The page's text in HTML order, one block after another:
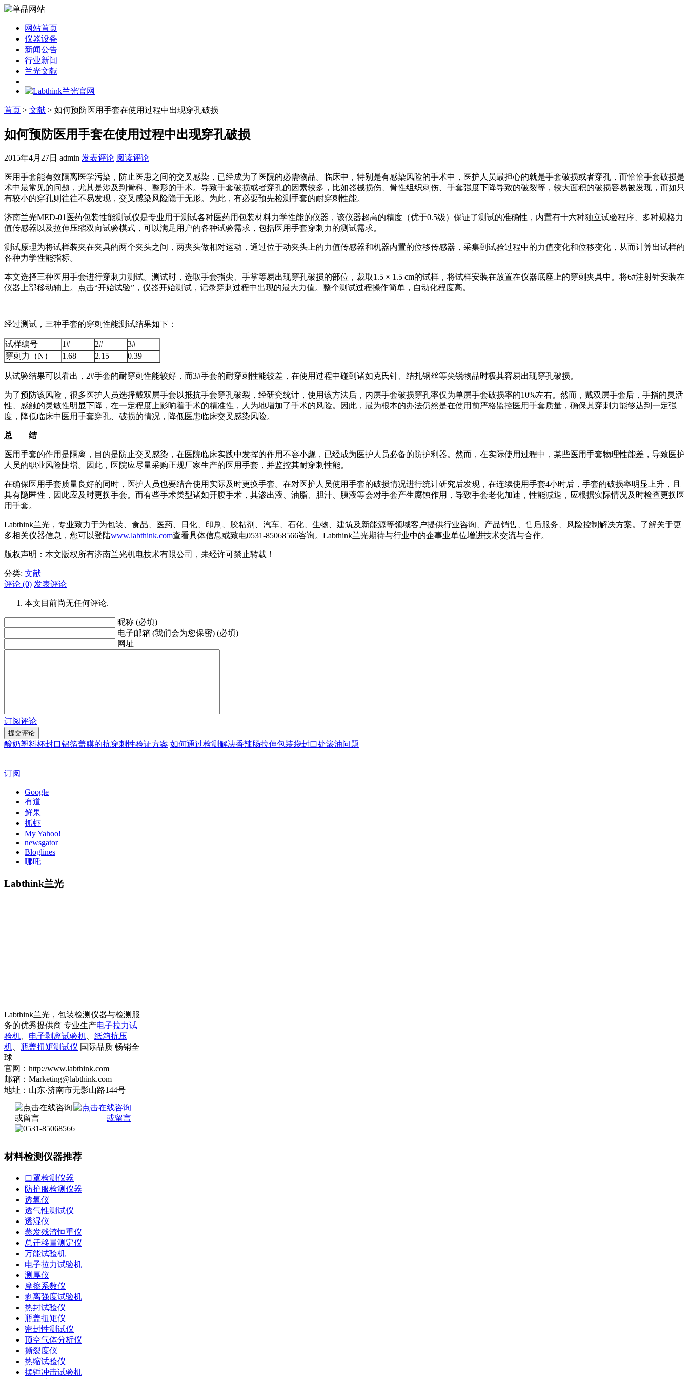
网站首页
仪器设备
新闻公告
行业新闻
兰光文献
首页 > 文献 > 如何预防医用手套在使用过程中出现穿孔破损
如何预防医用手套在使用过程中出现穿孔破损
2015年4月27日 admin 发表评论 阅读评论
医用手套能有效隔离医学污染，防止医患之间的交叉感染，已经成为了医院的必需物品。临床中，特别是有感染风险的手术中，医护人员最担心的就是手套破损或者穿孔，而恰恰手套破损是
术中最常见的问题，尤其是涉及到骨科、整形的手术。导致手套破损或者穿孔的因素较多，比如器械损伤、骨性组织刺伤、手套强度下降导致的破裂等，较大面积的破损容易被发现，而如只
有较小的穿孔则往往不易发现，交叉感染风险隐于无形。为此，有必要预先检测手套的耐穿刺性能。
济南兰光MED-01医药包装性能测试仪是专业用于测试各种医药用包装材料力学性能的仪器，该仪器超高的精度（优于0.5级）保证了测试的准确性，内置有十六种独立试验程序、多种规格力
值传感器以及拉伸压缩双向试验模式，可以满足用户的各种试验需求，包括医用手套穿刺力的测试需求。
测试原理为将试样装夹在夹具的两个夹头之间，两夹头做相对运动，通过位于动夹头上的力值传感器和机器内置的位移传感器，采集到试验过程中的力值变化和位移变化，从而计算出试样的
各种力学性能指标。
本文选择三种医用手套进行穿刺力测试。测试时，选取手套指尖、手掌等易出现穿孔破损的部位，裁取1.5 × 1.5 cm的试样，将试样安装在放置在仪器底座上的穿刺夹具中。将6#注射针安装在
仪器上部移动轴上。点击“开始试验”，仪器开始测试，记录穿刺过程中出现的最大力值。整个测试过程操作简单，自动化程度高。
经过测试，三种手套的穿刺性能测试结果如下：
试样编号 1# 2#
3#
穿刺力（N）
1.68 2.15 0.39
从试验结果可以看出，2#手套的耐穿刺性能较好，而3#手套的耐穿刺性能较差，在使用过程中碰到诸如克氏针、结扎钢丝等尖锐物品时极其容易出现穿孔破损。
为了预防该风险，很多医护人员选择戴双层手套以抵抗手套穿孔破裂，经研究统计，使用该方法后，内层手套破损穿孔率仅为单层手套破损率的10%左右。然而，戴双层手套后，手指的灵活
性、感触的灵敏性明显下降，在一定程度上影响着手术的精准性，人为地增加了手术的风险。因此，最为根本的办法仍然是在使用前严格监控医用手套质量，确保其穿刺力能够达到一定强
度，降低临床中医用手套穿孔、破损的情况，降低医患临床交叉感染风险。
总 结
医用手套的作用是隔离，目的是防止交叉感染，在医院临床实践中发挥的作用不容小觑，已经成为医护人员必备的防护利器。然而，在实际使用过程中，某些医用手套物理性能差，导致医护
人员的职业风险陡增。因此，医院应尽量采购正规厂家生产的医用手套，并监控其耐穿刺性能。
在确保医用手套质量良好的同时，医护人员也要结合使用实际及时更换手套。在对医护人员使用手套的破损情况进行统计研究后发现，在连续使用手套4小时后，手套的破损率明显上升，且
具有隐匿性，因此应及时更换手套。而有些手术类型诸如开腹手术，其渗出液、油脂、胆汁、胰液等会对手套产生腐蚀作用，导致手套老化加速，性能减退，应根据实际情况及时检查更换医
用手套。
Labthink兰光，专业致力于为包装、食品、医药、日化、印刷、胶粘剂、汽车、石化、生物、建筑及新能源等领域客户提供行业咨询、产品销售、售后服务、风险控制解决方案。了解关于更
多相关仪器信息，您可以登陆www.labthink.com查看具体信息或致电0531-85068566咨询。Labthink兰光期待与行业中的企事业单位增进技术交流与合作。
版权声明：本文版权所有济南兰光机电技术有限公司，未经许可禁止转载！
分类: 文献
评论 (0) 发表评论
本文目前尚无任何评论.
昵称 (必填)
电子邮箱 (我们会为您保密) (必填)
网址
订阅评论
酸奶塑料杯封口铝箔盖膜的抗穿刺性验证方案 如何通过检测解决香辣肠拉伸包装袋封口处渗油问题
订阅
Google
有道
鲜果
抓虾
My Yahoo!
newsgator
Bloglines
哪吒
Labthink兰光
Labthink兰光，包装检测仪器与检测服
务的优秀提供商 专业生产电子拉力试
验机
电子剥离试验机
纸箱抗压
机
瓶盖扭矩测试仪 国际品质 畅销全
球
官网：http://www.labthink.com
邮箱：Marketing@labthink.com
地址：山东·济南市无影山路144号
材料检测仪器推荐
口罩检测仪器
防护服检测仪器
透氧仪
透气性测试仪
透湿仪
蒸发残渣恒重仪
总迁移量测定仪
万能试验机
电子拉力试验机
测厚仪
摩擦系数仪
剥离强度试验机
热封试验仪
瓶盖扭矩仪
密封性测试仪
顶空气体分析仪
撕裂度仪
热缩试验仪
摆锤冲击试验机